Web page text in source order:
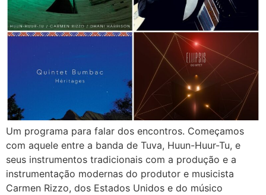
Um programa para falar dos encontros. Começamos
com aquele entre a banda de Tuva, Huun-Huur-Tu, e
seus instrumentos tradicionais com a produção e a
instrumentação modernas do produtor e musicista
Carmen Rizzo, dos Estados Unidos e do músico